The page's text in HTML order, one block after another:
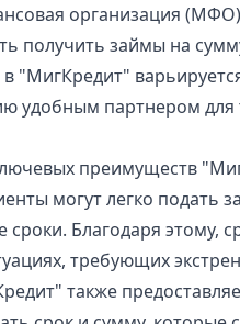
организация
получить займы на
"МигКредит"
удобным партнером
преимуществ
могут легко подать
сроки. Благодаря этому,
требующих
также